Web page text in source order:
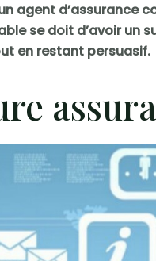
agent
se doit d’avoir
en restant persuasif.